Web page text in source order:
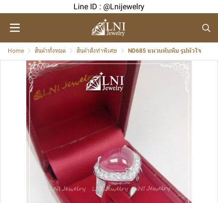
Line ID : @Lnijewelry
Home สินค้าทั้งหมด สินค้าสั่งทำพิเศษ ND685 แหวนทับทิม รูปหัวใจ